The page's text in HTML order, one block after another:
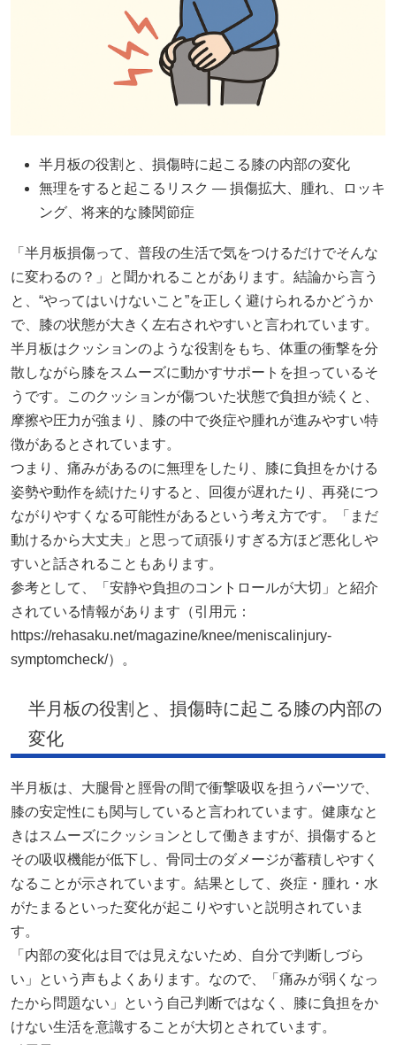
半月板の役割と、損傷時に起こる膝の内部の変化
無理をすると起こるリスク — 損傷拡大、腫れ、ロッキ
ング、将来的な膝関節症
「半月板損傷って、普段の生活で気をつけるだけでそんな
に変わるの？」と聞かれることがあります。結論から言う
と、“やってはいけないこと”を正しく避けられるかどうか
で、膝の状態が大きく左右されやすいと言われています。
半月板はクッションのような役割をもち、体重の衝撃を分
散しながら膝をスムーズに動かすサポートを担っているそ
うです。このクッションが傷ついた状態で負担が続くと、
摩擦や圧力が強まり、膝の中で炎症や腫れが進みやすい特
徴があるとされています。
つまり、痛みがあるのに無理をしたり、膝に負担をかける
姿勢や動作を続けたりすると、回復が遅れたり、再発につ
ながりやすくなる可能性があるという考え方です。「まだ
動けるから大丈夫」と思って頑張りすぎる方ほど悪化しや
すいと話されることもあります。
参考として、「安静や負担のコントロールが大切」と紹介
されている情報があります（引用元：
https://rehasaku.net/magazine/knee/meniscalinjury-
symptomcheck/）。
半月板の役割と、損傷時に起こる膝の内部の
変化
半月板は、大腿骨と脛骨の間で衝撃吸収を担うパーツで、
膝の安定性にも関与していると言われています。健康なと
きはスムーズにクッションとして働きますが、損傷すると
その吸収機能が低下し、骨同士のダメージが蓄積しやすく
なることが示されています。結果として、炎症・腫れ・水
がたまるといった変化が起こりやすいと説明されていま
す。
「内部の変化は目では見えないため、自分で判断しづら
い」という声もよくあります。なので、「痛みが弱くなっ
たから問題ない」という自己判断ではなく、膝に負担をか
けない生活を意識することが大切とされています。